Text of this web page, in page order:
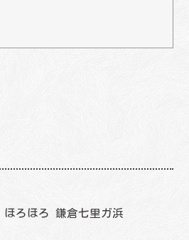
ほろほろ 鎌倉七里ガ浜